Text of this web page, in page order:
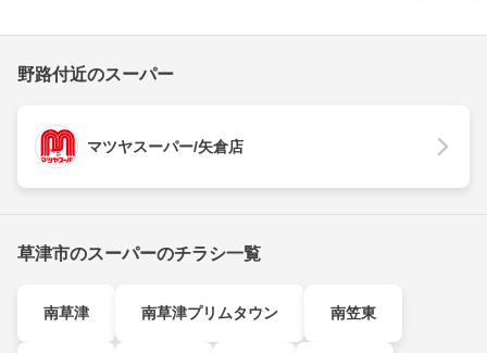
野路付近のスーパー
マツヤスーパー/矢倉店
草津市のスーパーのチラシ一覧
南草津 南草津プリムタウン 南笠東